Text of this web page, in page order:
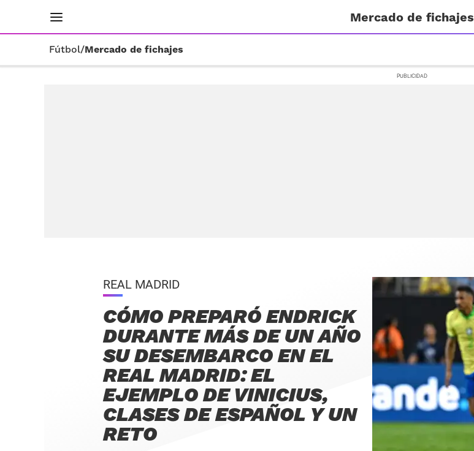
Mercado de fichajes
Fútbol/Mercado de fichajes
REAL MADRID
CÓMO PREPARÓ ENDRICK
DURANTE MÁS DE UN AÑO
SU DESEMBARCO EN EL
REAL MADRID: EL
EJEMPLO DE VINICIUS,
CLASES DE ESPAÑOL Y UN
RETO